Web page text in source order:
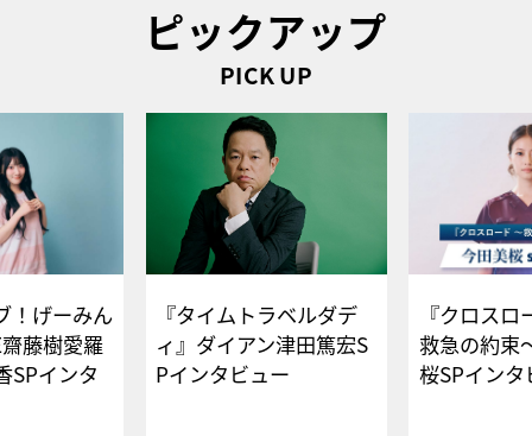
ピックアップ
PICK UP
！げーみん
藤樹愛羅
SPインタ
『タイムトラベルダデ
ィ』ダイアン津田篤宏S
Pインタビュー
『クロス
救急の約束
桜SPイ